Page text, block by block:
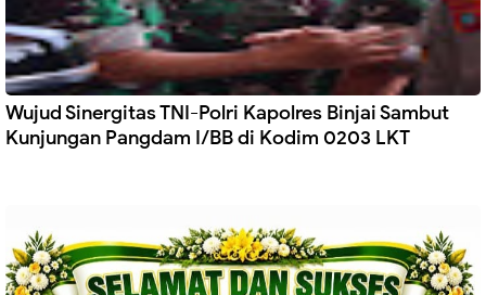
Wujud Sinergitas TNI-Polri Kapolres Binjai Sambut
Kunjungan Pangdam I/BB di Kodim 0203 LKT